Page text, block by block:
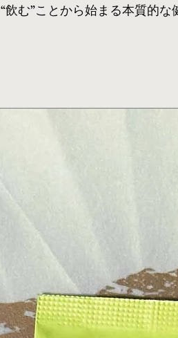
“飲む”ことから始まる本質的